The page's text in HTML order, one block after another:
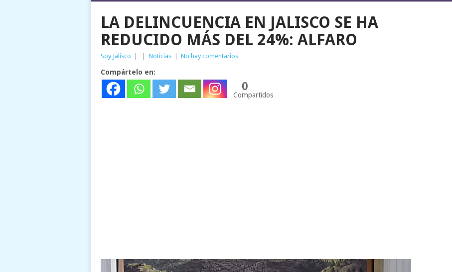
LA DELINCUENCIA EN JALISCO SE HA
REDUCIDO MÁS DEL 24%: ALFARO
Soy Jalisco Noticias No hay comentarios
Compártelo en:
0
Compartidos